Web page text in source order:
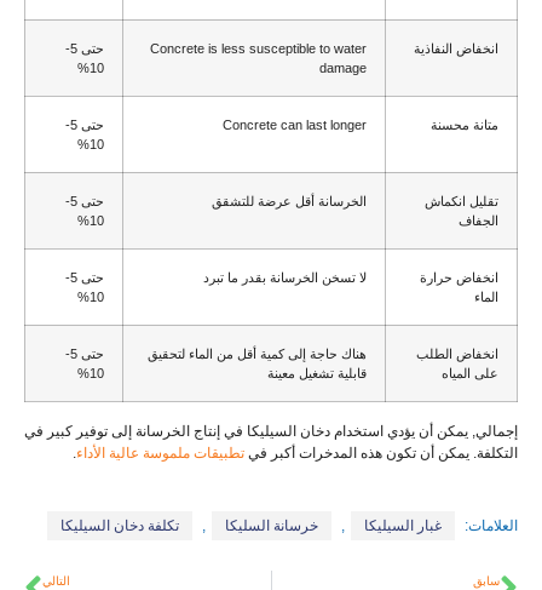
انخفاض النفاذية
Concrete is less susceptible to water
damage
حتى 5-
10%
متانة محسنة Concrete can last longer
حتى 5-
10%
تقليل انكماش
الجفاف
الخرسانة أقل عرضة للتشقق
حتى 5-
10%
انخفاض حرارة
الماء
لا تسخن الخرسانة بقدر ما تبرد
حتى 5-
10%
انخفاض الطلب
على المياه
هناك حاجة إلى كمية أقل من الماء لتحقيق
قابلية تشغيل معينة
حتى 5-
10%
إجمالي, يمكن أن يؤدي استخدام دخان السيليكا في إنتاج الخرسانة إلى توفير كبير في
التكلفة. يمكن أن تكون هذه المدخرات أكبر في تطبيقات ملموسة عالية الأداء
العلامات: غبار السيليكا , خرسانة السليكا , تكلفة دخان السيليكا
سابق التالي